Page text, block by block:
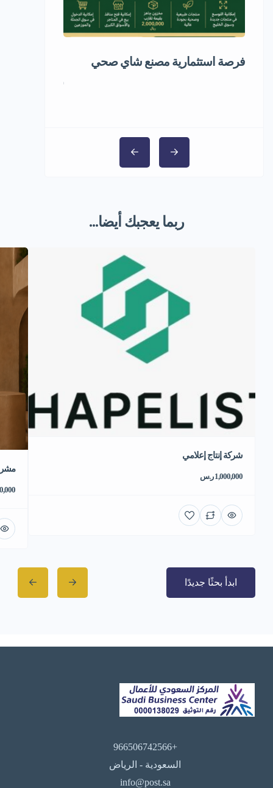
فرصة استثمارية مصنع شاي صحي
ربما يعجبك أيضا...
شركة إنتاج إعلامي
1,000,000 ر.س
ابدأ بحثًا جديدًا
+966506742566
السعودية - الرياض
info@post.sa